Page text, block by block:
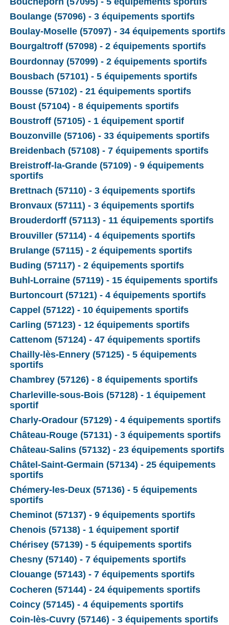
Boulange (57096) - 3 équipements sportifs
Boulay-Moselle (57097) - 34 équipements sportifs
Bourgaltroff (57098) - 2 équipements sportifs
Bourdonnay (57099) - 2 équipements sportifs
Bousbach (57101) - 5 équipements sportifs
Bousse (57102) - 21 équipements sportifs
Boust (57104) - 8 équipements sportifs
Boustroff (57105) - 1 équipement sportif
Bouzonville (57106) - 33 équipements sportifs
Breidenbach (57108) - 7 équipements sportifs
Breistroff-la-Grande (57109) - 9 équipements
sportifs
Brettnach (57110) - 3 équipements sportifs
Bronvaux (57111) - 3 équipements sportifs
Brouderdorff (57113) - 11 équipements sportifs
Brouviller (57114) - 4 équipements sportifs
Brulange (57115) - 2 équipements sportifs
Buding (57117) - 2 équipements sportifs
Buhl-Lorraine (57119) - 15 équipements sportifs
Burtoncourt (57121) - 4 équipements sportifs
Cappel (57122) - 10 équipements sportifs
Carling (57123) - 12 équipements sportifs
Cattenom (57124) - 47 équipements sportifs
Chailly-lès-Ennery (57125) - 5 équipements
sportifs
Chambrey (57126) - 8 équipements sportifs
Charleville-sous-Bois (57128) - 1 équipement
sportif
Charly-Oradour (57129) - 4 équipements sportifs
Château-Rouge (57131) - 3 équipements sportifs
Château-Salins (57132) - 23 équipements sportifs
Châtel-Saint-Germain (57134) - 25 équipements
sportifs
Chémery-les-Deux (57136) - 5 équipements
sportifs
Cheminot (57137) - 9 équipements sportifs
Chenois (57138) - 1 équipement sportif
Chérisey (57139) - 5 équipements sportifs
Chesny (57140) - 7 équipements sportifs
Clouange (57143) - 7 équipements sportifs
Cocheren (57144) - 24 équipements sportifs
Coincy (57145) - 4 équipements sportifs
Coin-lès-Cuvry (57146) - 3 équipements sportifs